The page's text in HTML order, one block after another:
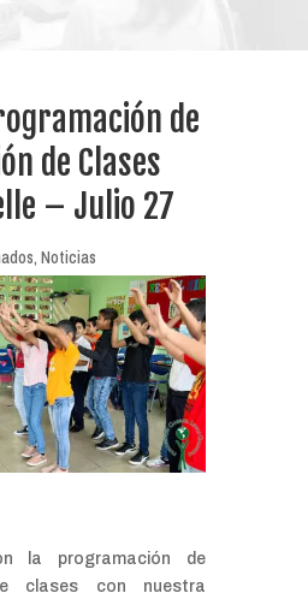
de
de Clases
– Julio 27
, Noticias
la programación de
clases con nuestra